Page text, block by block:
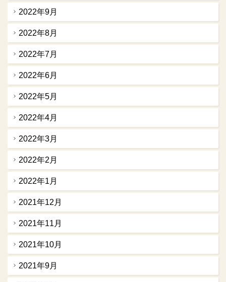
2022年9月
2022年8月
2022年7月
2022年6月
2022年5月
2022年4月
2022年3月
2022年2月
2022年1月
2021年12月
2021年11月
2021年10月
2021年9月